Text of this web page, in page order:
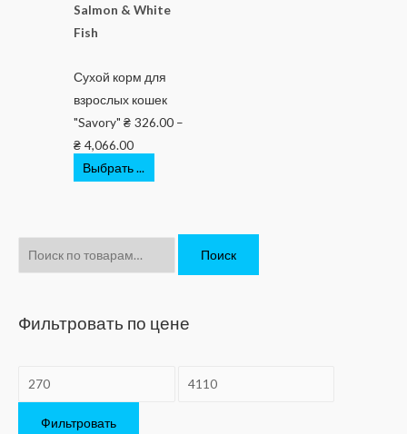
с
а
Поиск
Фильтровать по цене
Фильтровать
Salmon & White
Fish
Сухой корм для
взрослых кошек
"Savory"₴ 326.00 –
₴ 4,066.00
Выбрать ...